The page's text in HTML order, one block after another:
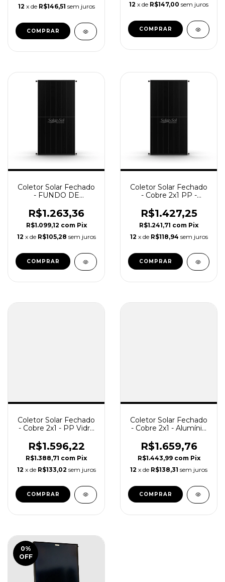
12 x de R$146,51 sem juros
12 x de R$147,00 sem juros
Coletor Solar Fechado
- FUNDO DE
/ SolareSol
R$1.263,36
R$1.099,12 com Pix
12 x de R$105,28 sem juros
Coletor Solar Fechado
- Cobre 2x1 PP -
R$1.427,25
R$1.241,71 com Pix
12 x de R$118,94 sem juros
Coletor Solar Fechado
- Cobre 2x1 - PP Vidro
R$1.596,22
R$1.388,71 com Pix
12 x de R$133,02 sem juros
Coletor Solar Fechado
- Cobre 2x1 - Alumínio
SolareSol
R$1.659,76
R$1.443,99 com Pix
12 x de R$138,31 sem juros
0%
OFF